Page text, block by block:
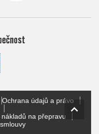
Ochrana údajů a právo
na přepravu